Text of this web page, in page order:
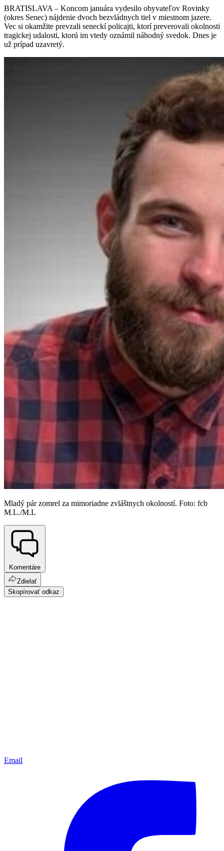
BRATISLAVA – Koncom januára vydesilo obyvateľov Rovinky
(okres Senec) nájdenie dvoch bezvládnych tiel v miestnom jazere.
Vec si okamžite prevzali seneckí policajti, ktorí preverovali okolnosti
tragickej udalosti, ktorú im vtedy oznámil náhodný svedok. Dnes je
už prípad uzavretý.
Mladý pár zomrel za mimoriadne zvláštnych okolností. Foto: fcb
M.L./M.L
Komentáre
Zdielať
Skopírovať odkaz
Email